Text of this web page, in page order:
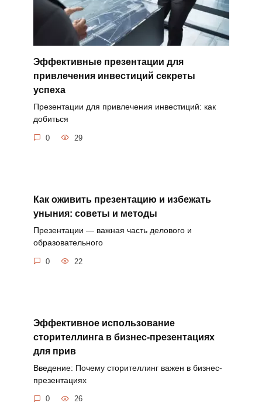
Эффективные презентации для
привлечения инвестиций секреты
успеха
Презентации для привлечения инвестиций: как
добиться
0 29
Как оживить презентацию и избежать
уныния: советы и методы
Презентации — важная часть делового и
образовательного
0 22
Эффективное использование
сторителлинга в бизнес-презентациях
для прив
Введение: Почему сторителлинг важен в бизнес-
презентациях
0 26